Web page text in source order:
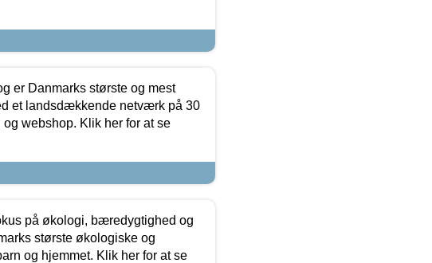
er Danmarks største og mest
et landsdækkende netværk på 30
webshop. Klik her for at se
på økologi, bæredygtighed og
største økologiske og
og hjemmet. Klik her for at se